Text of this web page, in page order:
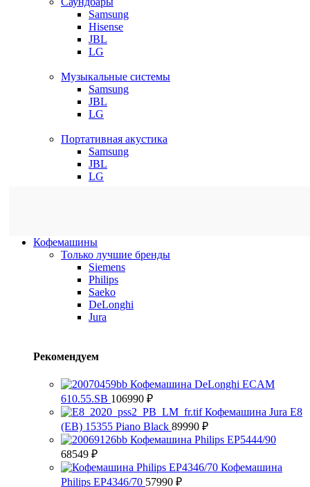
Samsung
Hisense
JBL
LG
Музыкальные системы
Samsung
JBL
LG
Портативная акустика
Samsung
JBL
LG
Кофемашины
Только лучшие бренды
Siemens
Philips
Saeko
DeLonghi
Jura
Рекомендуем
Кофемашина DeLonghi ECAM
610.55.SB 106990 ₽
Кофемашина Jura E8
(EB) 15355 Piano Black 89990 ₽
Кофемашина Philips EP5444/90
68549 ₽
Кофемашина
Philips EP4346/70 57990 ₽